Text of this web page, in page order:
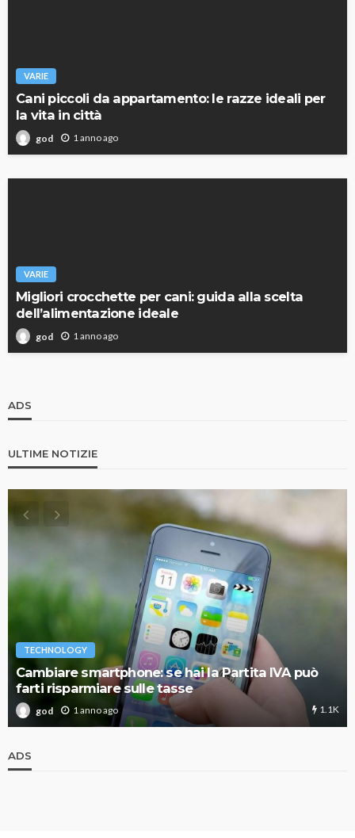
VARIE
Cani piccoli da appartamento: le razze ideali per
la vita in città
god 1 anno ago
VARIE
Migliori crocchette per cani: guida alla scelta
dell’alimentazione ideale
god 1 anno ago
ADS
ULTIME NOTIZIE
TECHNOLOGY
Cambiare smartphone: se hai la Partita IVA può
farti risparmiare sulle tasse
god 1 anno ago 1.1K
ADS